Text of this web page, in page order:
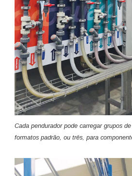
Cada pendurador pode carregar grupos
formatos padrão, ou três, para